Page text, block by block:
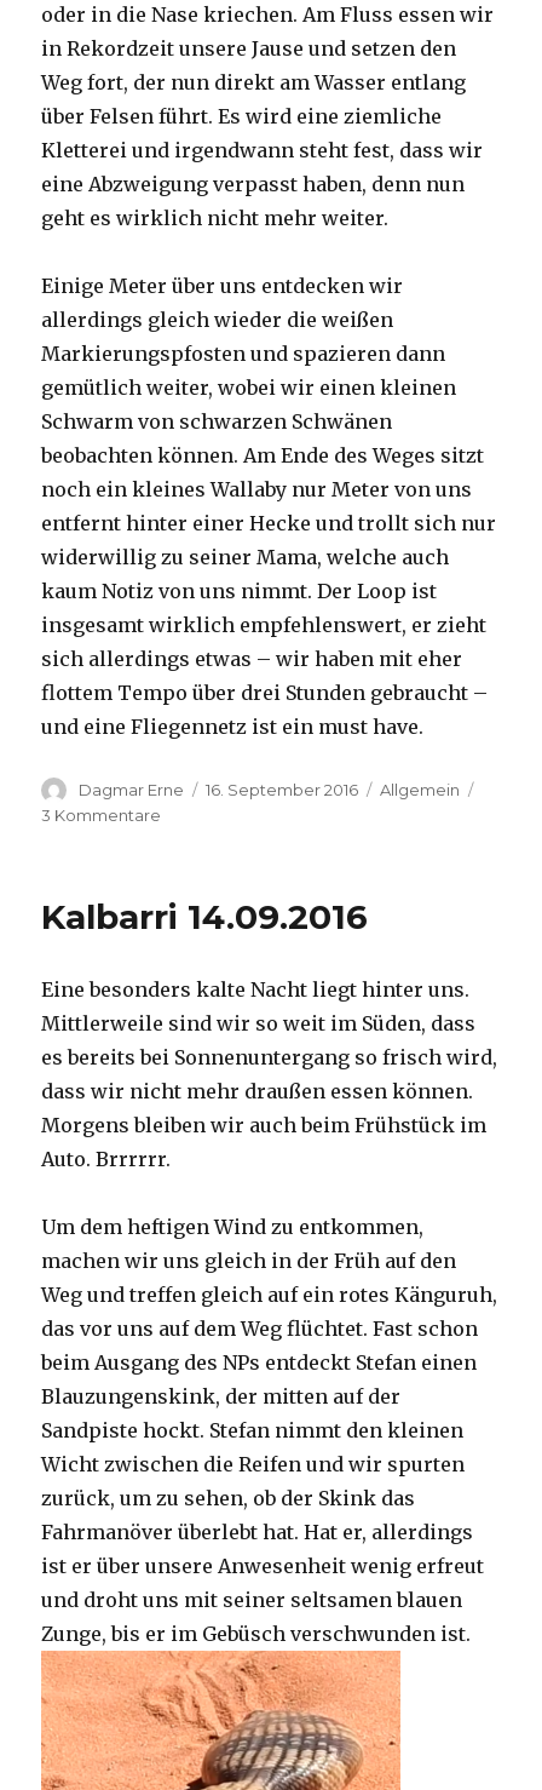
oder in die Nase kriechen. Am Fluss essen wir
in Rekordzeit unsere Jause und setzen den
Weg fort, der nun direkt am Wasser entlang
über Felsen führt. Es wird eine ziemliche
Kletterei und irgendwann steht fest, dass wir
eine Abzweigung verpasst haben, denn nun
geht es wirklich nicht mehr weiter.
Einige Meter über uns entdecken wir
allerdings gleich wieder die weißen
Markierungspfosten und spazieren dann
gemütlich weiter, wobei wir einen kleinen
Schwarm von schwarzen Schwänen
beobachten können. Am Ende des Weges sitzt
noch ein kleines Wallaby nur Meter von uns
entfernt hinter einer Hecke und trollt sich nur
widerwillig zu seiner Mama, welche auch
kaum Notiz von uns nimmt. Der Loop ist
insgesamt wirklich empfehlenswert, er zieht
sich allerdings etwas – wir haben mit eher
flottem Tempo über drei Stunden gebraucht –
und eine Fliegennetz ist ein must have.
Autor
Dagmar Erne
Veröffentlicht
16. September 2016 Kategorien
Allgemein
3 Kommentare
Kalbarri 14.09.2016
Eine besonders kalte Nacht liegt hinter uns.
Mittlerweile sind wir so weit im Süden, dass
es bereits bei Sonnenuntergang so frisch wird,
dass wir nicht mehr draußen essen können.
Morgens bleiben wir auch beim Frühstück im
Auto. Brrrrrr.
Um dem heftigen Wind zu entkommen,
machen wir uns gleich in der Früh auf den
Weg und treffen gleich auf ein rotes Känguruh,
das vor uns auf dem Weg flüchtet. Fast schon
beim Ausgang des NPs entdeckt Stefan einen
Blauzungenskink, der mitten auf der
Sandpiste hockt. Stefan nimmt den kleinen
Wicht zwischen die Reifen und wir spurten
zurück, um zu sehen, ob der Skink das
Fahrmanöver überlebt hat. Hat er, allerdings
ist er über unsere Anwesenheit wenig erfreut
und droht uns mit seiner seltsamen blauen
Zunge, bis er im Gebüsch verschwunden ist.